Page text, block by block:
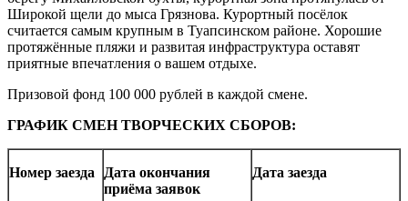
Широкой щели до мыса Грязнова. Курортный посёлок
считается самым крупным в Туапсинском районе. Хорошие
протяжённые пляжи и развитая инфраструктура оставят
приятные впечатления о вашем отдыхе.
Призовой фонд 100 000 рублей в каждой смене.
ГРАФИК СМЕН ТВОРЧЕСКИХ СБОРОВ:
Номер заезда
Дата окончания
приёма заявок
Дата заезда